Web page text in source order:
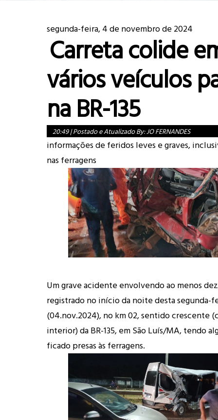
segunda-feira, 4 de novembro de 2024
Carreta colide
vários veículos
na BR-135
20:49|Postado e Atualizado By:JO FERNANDES
informações de feridos leves e graves,
nas ferragens
Um grave acidente envolvendo ao menos
registrado no início da noite desta segunda-
(04.nov.2024), no km 02, sentido crescente
interior) da BR-135, em São Luís/MA, tendo
ficado presas às ferragens.